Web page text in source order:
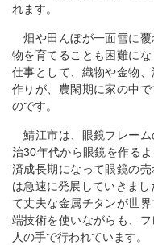
れます。
畑や田んぼが一面雪に覆
物を育てることも困難に
仕事として、織物や金物
作りが、農閑期に家の中
のです。
鯖江市は、眼鏡フレーム
治30年代から眼鏡を作る
済成長期になって眼鏡の
は急速に発展していきま
て丈夫な金属チタンが世
端技術を使いながらも、
人の手で行われています。